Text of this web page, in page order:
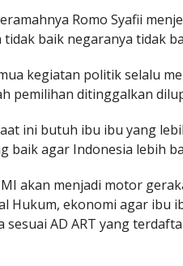
Romo Syafii
baik negaranya tidak
kegiatan politik selalu
pemilihan ditinggalkan
ini butuh ibu ibu yang
baik agar Indonesia lebih
akan menjadi motor
Hukum, ekonomi agar ibu
sesuai AD ART yang